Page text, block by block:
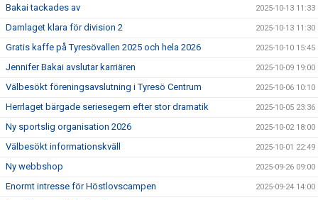
Bakai tackades av 2025-10-13 11:33
Damlaget klara för division 2 2025-10-13 11:30
Gratis kaffe på Tyresövallen 2025 och hela 2026 2025-10-10 15:45
Jennifer Bakai avslutar karriären 2025-10-09 19:00
Välbesökt föreningsavslutning i Tyresö Centrum 2025-10-06 10:10
Herrlaget bärgade seriesegern efter stor dramatik 2025-10-05 23:36
Ny sportslig organisation 2026 2025-10-02 18:00
Välbesökt informationskväll 2025-10-01 22:49
Ny webbshop 2025-09-26 09:00
Enormt intresse för Höstlovscampen 2025-09-24 14:00